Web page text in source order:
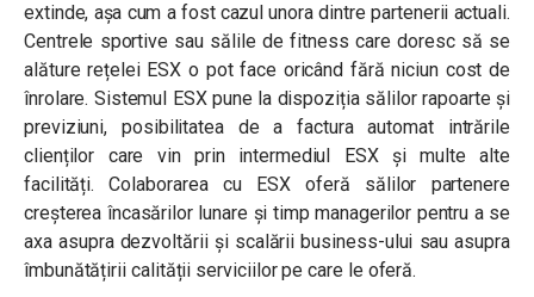
extinde, așa cum a fost cazul unora dintre partenerii actuali.
Centrele sportive sau sălile de fitness care doresc să se
alăture rețelei ESX o pot face oricând fără niciun cost de
înrolare. Sistemul ESX pune la dispoziția sălilor rapoarte și
previziuni, posibilitatea de a factura automat intrările
clienților care vin prin intermediul ESX și multe alte
facilități. Colaborarea cu ESX oferă sălilor partenere
creșterea încasărilor lunare și timp managerilor pentru a se
axa asupra dezvoltării și scalării business-ului sau asupra
îmbunătățirii calității serviciilor pe care le oferă.